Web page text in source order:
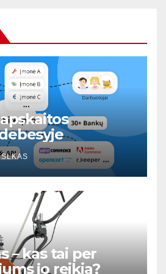
– kas tai per
jo reikia?